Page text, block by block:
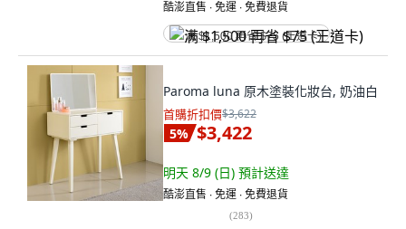
酷澎直售 ∙ 免運 ∙ 免費退貨
满 $1,500 再省 $75 (王道卡)
Paroma luna 原木塗裝化妝台, 奶油白
首購折扣價$3,622
5% $3,422
明天 8/9 (日) 預計送達
酷澎直售 ∙ 免運 ∙ 免費退貨
(283)